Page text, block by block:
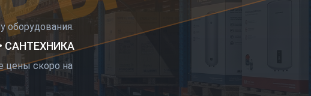
САНТЕХНИКА
цены скоро на